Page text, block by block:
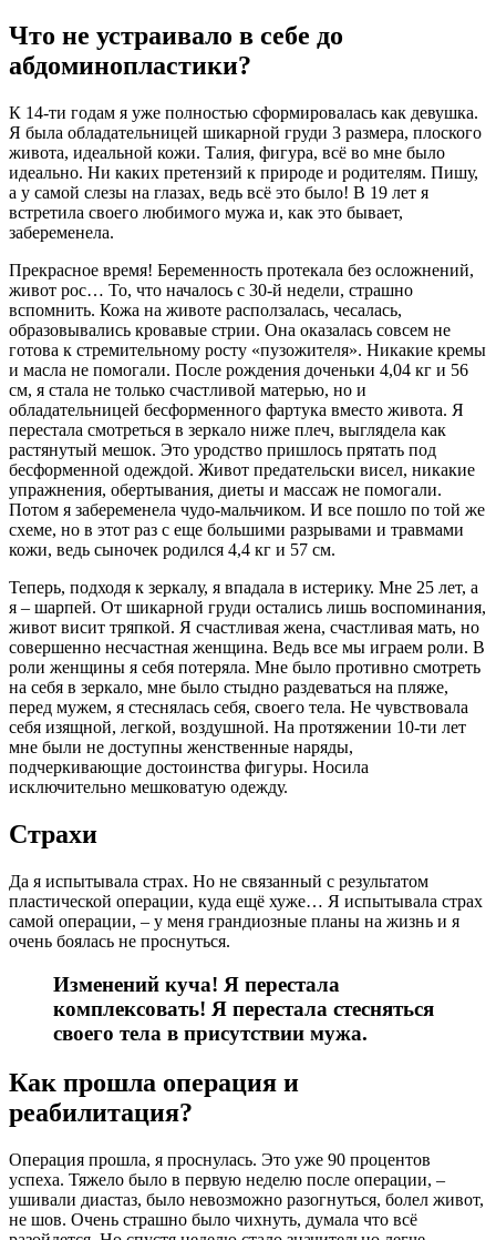
Что не устраивало в себе до
абдоминопластики?
К 14-ти годам я уже полностью сформировалась как девушка.
Я была обладательницей шикарной груди 3 размера, плоского
живота, идеальной кожи. Талия, фигура, всё во мне было
идеально. Ни каких претензий к природе и родителям. Пишу,
а у самой слезы на глазах, ведь всё это было! В 19 лет я
встретила своего любимого мужа и, как это бывает,
забеременела.
Прекрасное время! Беременность протекала без осложнений,
живот рос… То, что началось с 30-й недели, страшно
вспомнить. Кожа на животе расползалась, чесалась,
образовывались кровавые стрии. Она оказалась совсем не
готова к стремительному росту «пузожителя». Никакие кремы
и масла не помогали. После рождения доченьки 4,04 кг и 56
см, я стала не только счастливой матерью, но и
обладательницей бесформенного фартука вместо живота. Я
перестала смотреться в зеркало ниже плеч, выглядела как
растянутый мешок. Это уродство пришлось прятать под
бесформенной одеждой. Живот предательски висел, никакие
упражнения, обертывания, диеты и массаж не помогали.
Потом я забеременела чудо-мальчиком. И все пошло по той же
схеме, но в этот раз с еще большими разрывами и травмами
кожи, ведь сыночек родился 4,4 кг и 57 см.
Теперь, подходя к зеркалу, я впадала в истерику. Мне 25 лет, а
я – шарпей. От шикарной груди остались лишь воспоминания,
живот висит тряпкой. Я счастливая жена, счастливая мать, но
совершенно несчастная женщина. Ведь все мы играем роли. В
роли женщины я себя потеряла. Мне было противно смотреть
на себя в зеркало, мне было стыдно раздеваться на пляже,
перед мужем, я стеснялась себя, своего тела. Не чувствовала
себя изящной, легкой, воздушной. На протяжении 10-ти лет
мне были не доступны женственные наряды,
подчеркивающие достоинства фигуры. Носила
исключительно мешковатую одежду.
Страхи
Да я испытывала страх. Но не связанный с результатом
пластической операции, куда ещё хуже… Я испытывала страх
самой операции, – у меня грандиозные планы на жизнь и я
очень боялась не проснуться.
Изменений куча! Я перестала
комплексовать! Я перестала стесняться
своего тела в присутствии мужа.
Как прошла операция и
реабилитация?
Операция прошла, я проснулась. Это уже 90 процентов
успеха. Тяжело было в первую неделю после операции, –
ушивали диастаз, было невозможно разогнуться, болел живот,
не шов. Очень страшно было чихнуть, думала что всё